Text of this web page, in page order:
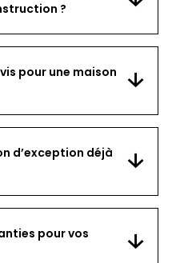
?
pour une maison
d’exception déjà
pour vos